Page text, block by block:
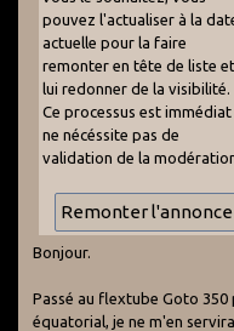
pouvez l'actualiser à la
actuelle pour la faire
remonter en tête de liste et
lui redonner de la visibilité.
Ce processus est
ne nécéssite pas de
validation de la
Bonjour.
Passé au flextube Goto 350
équatorial, je ne m'en